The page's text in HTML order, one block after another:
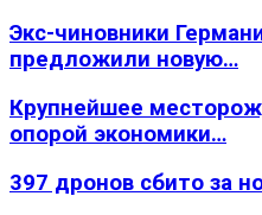
Экс-чиновники
предложили новую…
Крупнейшее
опорой экономики…
397 дронов сбито за